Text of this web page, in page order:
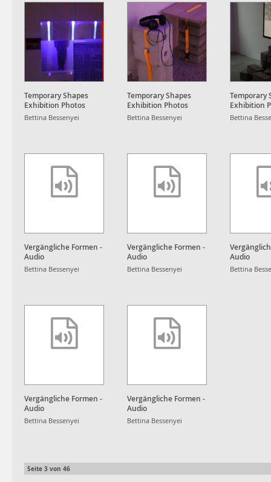
Temporary Shapes
Exhibition Photos
Bettina Bessenyei
Temporary Shapes
Exhibition Photos
Bettina Bessenyei
Temporary
Exhibition
Bettina
Vergängliche Formen -
Audio
Bettina Bessenyei
Vergängliche Formen -
Audio
Bettina Bessenyei
Audio
Bettina
Vergängliche Formen -
Audio
Bettina Bessenyei
Vergängliche Formen -
Audio
Bettina Bessenyei
Seite 3 von 46